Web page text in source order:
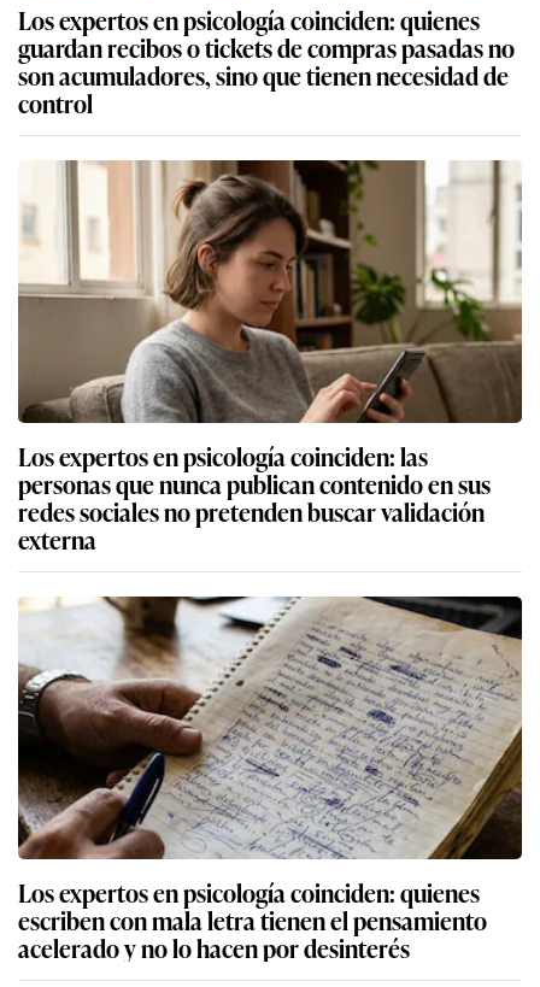
Los expertos en psicología coinciden: quienes
guardan recibos o tickets de compras pasadas no
son acumuladores, sino que tienen necesidad de
control
Los expertos en psicología coinciden: las
personas que nunca publican contenido en sus
redes sociales no pretenden buscar validación
externa
Los expertos en psicología coinciden: quienes
escriben con mala letra tienen el pensamiento
acelerado y no lo hacen por desinterés